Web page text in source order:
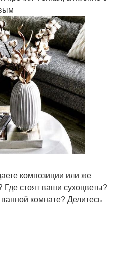
композиции или же
Где стоят ваши сухоцветы?
комнате? Делитесь